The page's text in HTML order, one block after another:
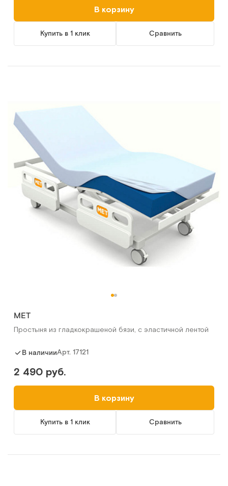
В корзину
Купить в 1 клик Сравнить
МЕТ
Простыня из гладкокрашеной бязи, с эластичной лентой
В наличииАрт. 17121
2 490 руб.
В корзину
Купить в 1 клик Сравнить